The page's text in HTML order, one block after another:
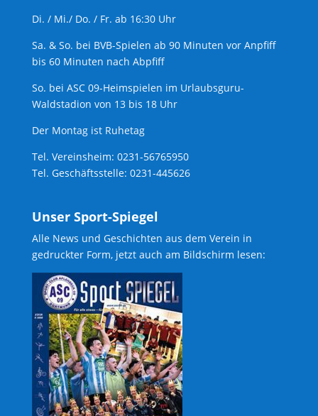
Di. / Mi./ Do. / Fr. ab 16:30 Uhr
Sa. & So. bei BVB-Spielen ab 90 Minuten vor Anpfiff
bis 60 Minuten nach Abpfiff
So. bei ASC 09-Heimspielen im Urlaubsguru-
Waldstadion von 13 bis 18 Uhr
Der Montag ist Ruhetag
Tel. Vereinsheim: 0231-56765950
Tel. Geschäftsstelle: 0231-445626
Unser Sport-Spiegel
Alle News und Geschichten aus dem Verein in
gedruckter Form, jetzt auch am Bildschirm lesen: